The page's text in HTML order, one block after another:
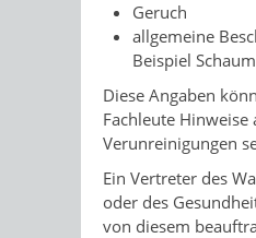
Geruch
allgemeine
Beispiel
Diese Angaben
Fachleute
Verunreinigungen
Ein Vertreter des
oder des
von diesem